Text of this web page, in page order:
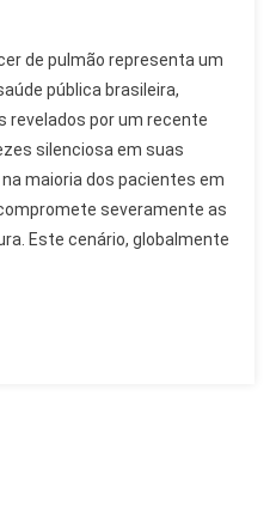
de pulmão representa um
pública brasileira,
revelados por um recente
silenciosa em suas
maioria dos pacientes em
severamente as
Este cenário, globalmente